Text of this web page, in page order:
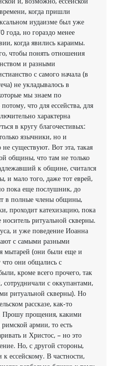
когда пришли
иудаизме был уже
года, но гораздо менее
когда явились караимы.
чтобы понять отношения
и разными
с самого начала (в
не укладывалось в
мы знаем по
что для ессейства, для
характерна
в кругу благочестивых:
язычники, но и
существуют. Вот эта, такая
общины, что там не только
к общине, считался
и мало того, даже тот еврей,
пока еще послушник, до
в полные члены общины,
проходит катехизацию, пока
ритуальной скверны.
и уже поведение Иоанна
с самыми разными
мытарей (они были еще и
они общались с
кроме всего прочего, так
сотрудничали с оккупантами,
ритуальной скверны). Но
рассказе, как-то
Прошу прощения, какими
армии, то есть
и Христос, – но это
Но, с другой стороны,
ессейскому. В частности,